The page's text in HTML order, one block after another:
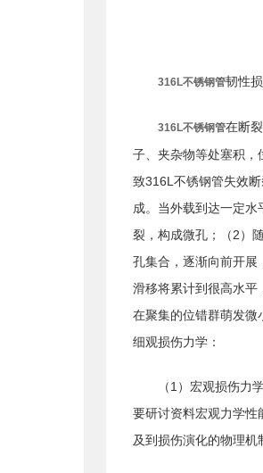
316L不锈钢管韧性
316L不锈钢管在断
子、夹杂物等处塞积，
致316L不锈钢管失效
成。当外载到达一定
裂，构成微孔；（2）
孔集合，逐渐向前开展
滑移将累计到很高水平
在聚集的位错群萌发微
细观损伤力学：
（1）宏观损伤力
要研讨资料宏观力学性
及到损伤演化的物理机